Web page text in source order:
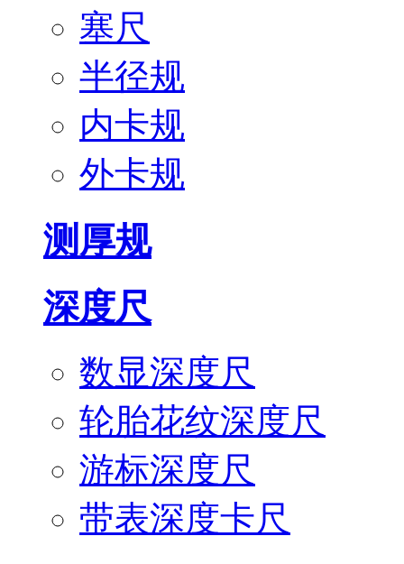
塞尺
半径规
内卡规
外卡规
测厚规
深度尺
数显深度尺
轮胎花纹深度尺
游标深度尺
带表深度卡尺